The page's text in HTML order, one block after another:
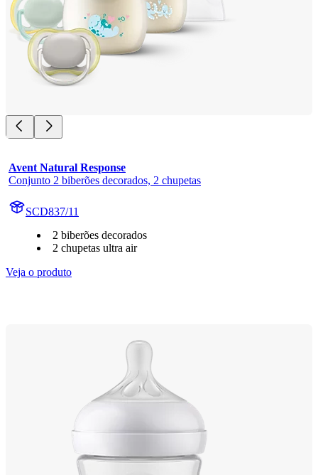
Avent Natural Response
Conjunto 2 biberões decorados, 2 chupetas
SCD837/11
2 biberões decorados
2 chupetas ultra air
Veja o produto